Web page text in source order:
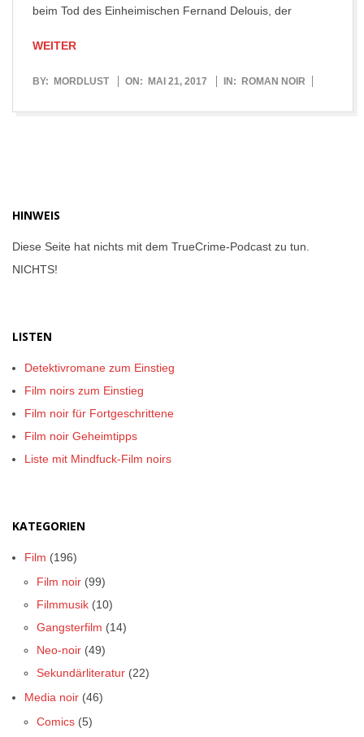
beim Tod des Einheimischen Fernand Delouis, der
WEITER
2017-
BY: MORDLUST ON: MAI 21, 2017 IN: ROMAN NOIR
HINWEIS
Diese Seite hat nichts mit dem TrueCrime-Podcast zu tun.
NICHTS!
LISTEN
Detektivromane zum Einstieg
Film noirs zum Einstieg
Film noir für Fortgeschrittene
Film noir Geheimtipps
Liste mit Mindfuck-Film noirs
KATEGORIEN
Film (196)
Film noir (99)
Filmmusik (10)
Gangsterfilm (14)
Neo-noir (49)
Sekundärliteratur (22)
Media noir (46)
Comics (5)